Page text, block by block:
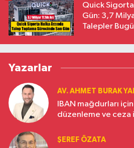
Quick Sigorta
Gün: 3,7
Talepler
Yazarlar
AV. AHMET BURAK
IBAN mağdurları
düzenleme ve ceza
ŞEREF ÖZATA